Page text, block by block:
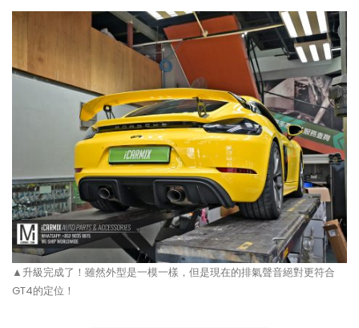
▲升級完成了！雖然外型是一模一樣，但是現在的排氣聲音絕對更符合
GT4的定位！